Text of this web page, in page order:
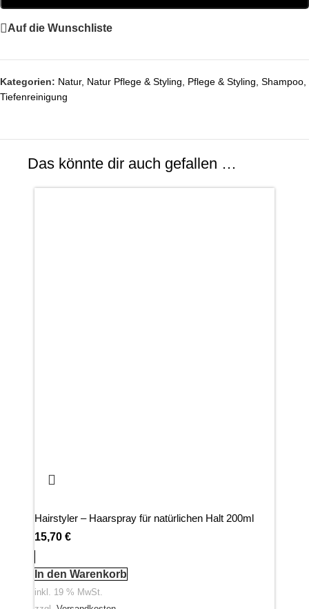
Auf die Wunschliste
Kategorien: Natur, Natur Pflege & Styling Pflege & Styling Shampoo
Tiefenreinigung
Das könnte dir auch gefallen …
Hairstyler – Haarspray für natürlichen Halt 200ml
15,70 €
In den Warenkorb
inkl. 19 % MwSt.